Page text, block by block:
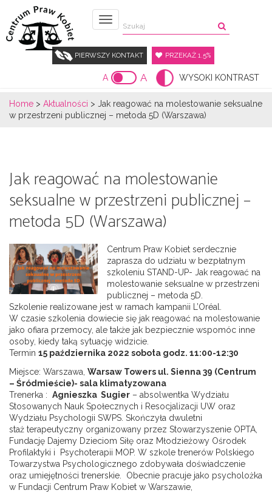
Menu
PIERWSZY KONTAKT PRZEKAŻ 1.5%
A A WYSOKI KONTRAST
Home > Aktualności > Jak reagować na molestowanie seksualne
w przestrzeni publicznej – metoda 5D (Warszawa)
Jak reagować na molestowanie
seksualne w przestrzeni publicznej –
metoda 5D (Warszawa)
Centrum Praw Kobiet serdecznie
zaprasza do udziału w bezpłatnym
szkoleniu STAND-UP- Jak reagować na
molestowanie seksualne w przestrzeni
publicznej – metoda 5D.
Szkolenie realizowane jest w ramach kampanii L’Oréal.
W czasie szkolenia dowiecie się jak reagować na molestowanie
jako ofiara przemocy, ale także jak bezpiecznie wspomóc inne
osoby, kiedy taką sytuację widzicie.
Termin 15 października 2022 sobota godz. 11:00-12:30
Miejsce: Warszawa, Warsaw Towers ul. Sienna 39 (Centrum
– Śródmieście)- sala klimatyzowana
Trenerka : Agnieszka Sugier – absolwentka Wydziału
Stosowanych Nauk Społecznych i Resocjalizacji UW oraz
Wydziału Psychologii SWPS. Skończyła dwuletni
staż terapeutyczny organizowany przez Stowarzyszenie OPTA,
Fundację Dajemy Dzieciom Siłę oraz Młodzieżowy Ośrodek
Profilaktyki i Psychoterapii MOP. W szkole trenerów Polskiego
Towarzystwa Psychologicznego zdobywała doświadczenie
oraz umiejętności trenerskie. Obecnie pracuje jako psycholożka
w Fundacji Centrum Praw Kobiet w Warszawie,